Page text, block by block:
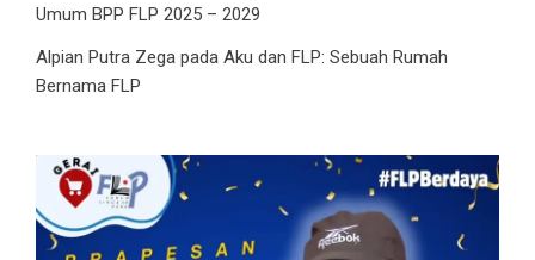
Umum BPP FLP 2025 – 2029
Alpian Putra Zega pada Aku dan FLP: Sebuah Rumah
Bernama FLP